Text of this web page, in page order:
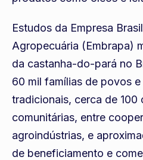
Estudos da Empresa
Agropecuária (Embrapa)
da castanha-do-pará no
60 mil famílias de povos
tradicionais, cerca de 100
comunitárias, entre
agroindústrias, e
de beneficiamento e